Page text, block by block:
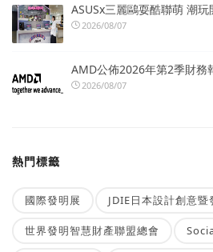
ASUSx三麗鷗耍酷聯萌 潮玩
2026/08/07
AMD公佈2026年第2季財務
2026/08/07
熱門標籤
國際發明展 JDIE日本設計創意暨
世界發明智慧財產聯盟總會